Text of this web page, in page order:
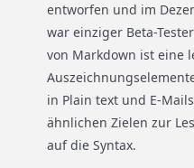
entworfen und im
war einziger Beta-
von Markdown ist eine
in Plain text und E-
ähnlichen Zielen zur
auf die Syntax.